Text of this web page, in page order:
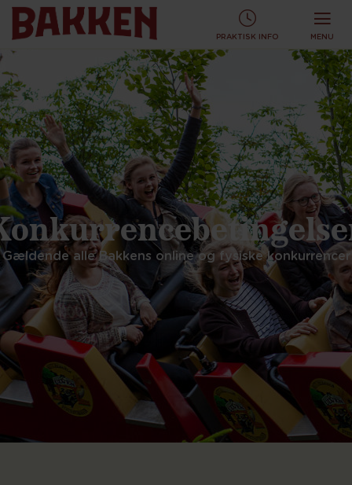
Gældende alle Bakkens online og fysiske konkurrencer
PRAKTISK INFO MENU
KØB TURBÅND ONLINE OG SPAR! KØB ONLINE